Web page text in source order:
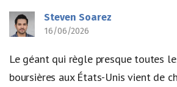
Steven Soarez
16/06/2026
Le géant qui règle presque toutes
boursières aux États-Unis vient de